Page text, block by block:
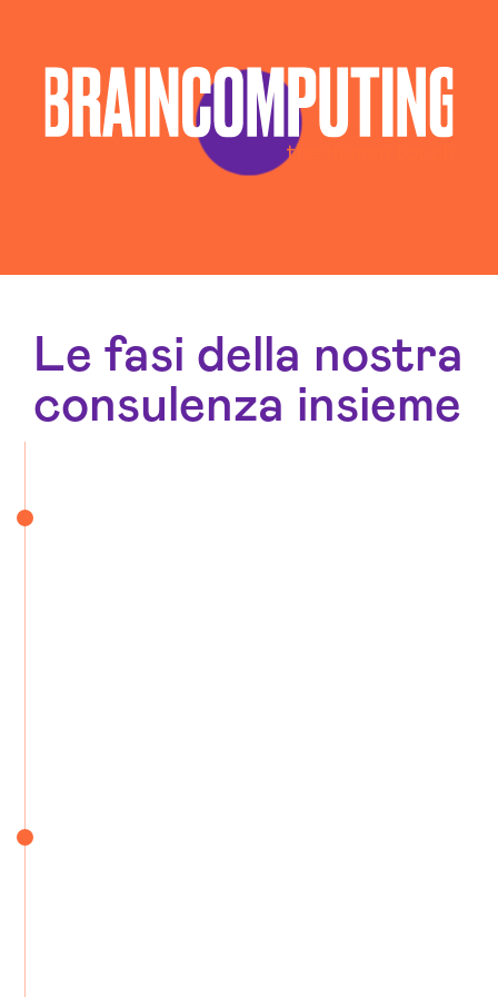
Le fasi della nostra
consulenza insieme